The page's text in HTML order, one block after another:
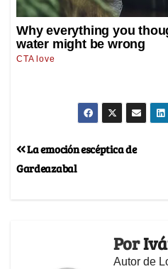
La emoción escéptica de
Gardeazabal
Por
Autor de